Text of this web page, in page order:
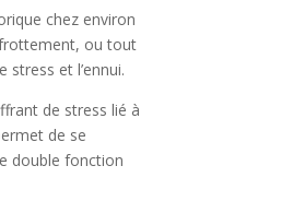
chez environ
ou tout
stress et l’ennui.
de stress lié à
de se
double fonction